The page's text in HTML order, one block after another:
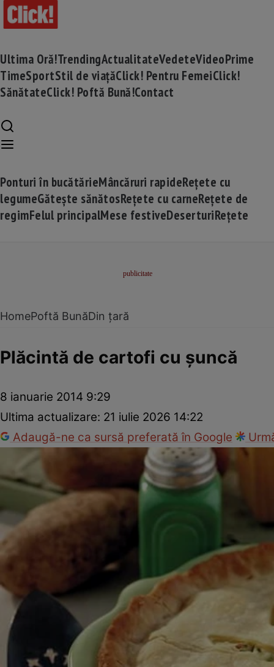
Ultima Oră!TrendingActualitateVedeteVideoPrime
TimeSportStil de viațăClick! Pentru FemeiClick!
SănătateClick! Poftă Bună!Contact
Ponturi în bucătărieMâncăruri rapideRețete cu
legumeGătește sănătosRețete cu carneRețete de
regimFelul principalMese festiveDeserturiRețete
HomePoftă BunăDin țară
Plăcintă de cartofi cu şuncă
8 ianuarie 2014 9:29
Ultima actualizare: 21 iulie 2026 14:22
Adaugă-ne ca sursă preferată în Google